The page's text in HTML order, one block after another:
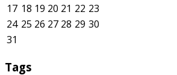
17 18 19 20 21 22 23
24 25 26 27 28 29 30
31
Tags